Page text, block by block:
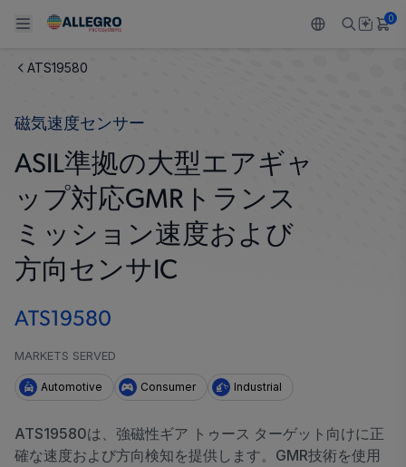
Back To Main Menu
製品
センサー
レギュレート
ドライブ
Back To Main Menu
用途
工業
コンシューマー
Technologies
Back To Main Menu
設計サポート
設計と開発
品質基準および環境保証について
ソフトウェア ポータル
Back To Main Menu
技術リソース
Resource Center
Back To Main Menu
ALLEGRO について
私たちの会社
キャリア
企業責任
Growth and Inclusion
お問い合わせ先
0
ATS19580
磁気速度センサー
ASIL準拠の大型エアギャ
ップ対応GMRトランス
ミッション速度および
方向センサIC
ATS19580
MARKETS SERVED
Automotive Consumer Industrial
ATS19580は、強磁性ギア トゥース ターゲット向けに正
確な速度および方向検知を提供します。GMR技術を使用